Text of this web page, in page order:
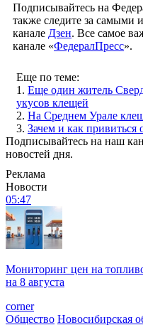
Подписывайтесь на
также следите за
канале Дзен. Все самое
канале «ФедералПресс».
Еще по теме:
1. Еще один житель
укусов клещей
2. На Среднем Урале
3. Зачем и как привиться
Подписывайтесь на наш
новостей дня.
Реклама
Новости
05:47
Мониторинг цен на
на 8 августа
corner
Общество Новосибирская